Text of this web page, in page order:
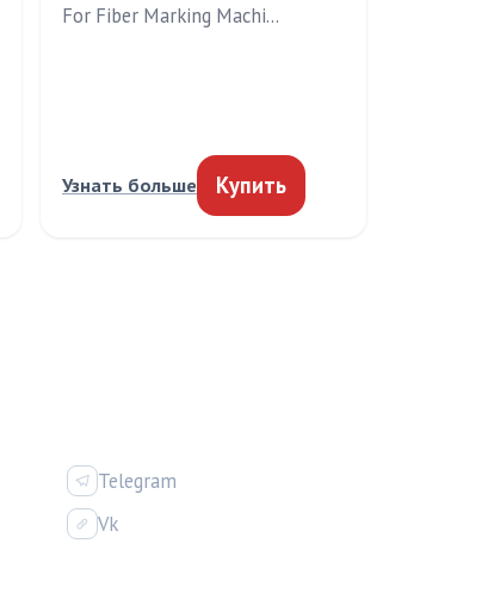
For Fiber Marking Machi…
Узнать больше Купить
Telegram
Vk